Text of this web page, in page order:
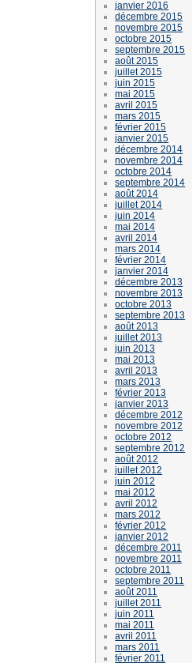
janvier 2016
décembre 2015
novembre 2015
octobre 2015
septembre 2015
août 2015
juillet 2015
juin 2015
mai 2015
avril 2015
mars 2015
février 2015
janvier 2015
décembre 2014
novembre 2014
octobre 2014
septembre 2014
août 2014
juillet 2014
juin 2014
mai 2014
avril 2014
mars 2014
février 2014
janvier 2014
décembre 2013
novembre 2013
octobre 2013
septembre 2013
août 2013
juillet 2013
juin 2013
mai 2013
avril 2013
mars 2013
février 2013
janvier 2013
décembre 2012
novembre 2012
octobre 2012
septembre 2012
août 2012
juillet 2012
juin 2012
mai 2012
avril 2012
mars 2012
février 2012
janvier 2012
décembre 2011
novembre 2011
octobre 2011
septembre 2011
août 2011
juillet 2011
juin 2011
mai 2011
avril 2011
mars 2011
février 2011